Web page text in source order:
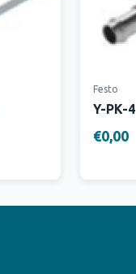
Festo
Y-PK-4
€0,00